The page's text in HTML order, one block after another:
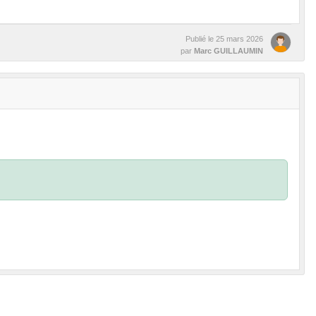
Publié le 25 mars 2026
par Marc GUILLAUMIN